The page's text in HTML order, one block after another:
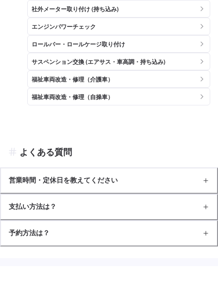
社外メーター取り付け (持ち込み)
エンジンパワーチェック
ロールバー・ロールケージ取り付け
サスペンション交換 (エアサス・車高調・持ち込み)
福祉車両改造・修理（介護車）
福祉車両改造・修理（自操車）
よくある質問
営業時間・定休日を教えてください
支払い方法は？
予約方法は？